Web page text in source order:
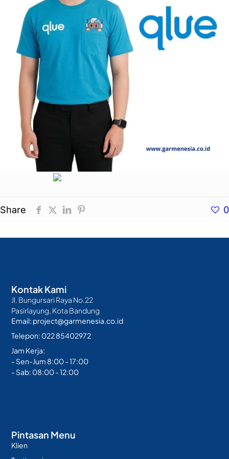
Share 0
Pintasan Menu
Klien
Kontak Kami
Jl. Bungursari Raya No.22
Pasirlayung, Kota Bandung
Email: project@garmenesia.co.id
Telepon: 022 85402972
Jam Kerja:
- Sen-Jum 8:00 - 17:00
- Sab: 08:00 - 12:00